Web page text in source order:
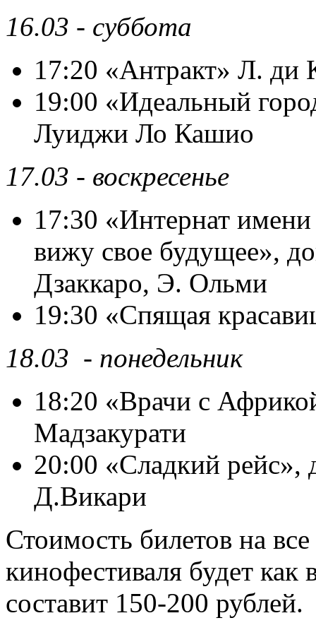
16.03 - суббота
17:20 «Антракт» Л. ди
19:00 «Идеальный
Луиджи Ло Кашио
17.03 - воскресенье
17:30 «Интернат
вижу свое будущее»,
Дзаккаро, Э. Ольми
19:30 «Спящая
18.03 - понедельник
18:20 «Врачи с
Мадзакурати
20:00 «Сладкий
Д.Викари
Стоимость билетов на
кинофестиваля будет как
составит 150-200 рублей.